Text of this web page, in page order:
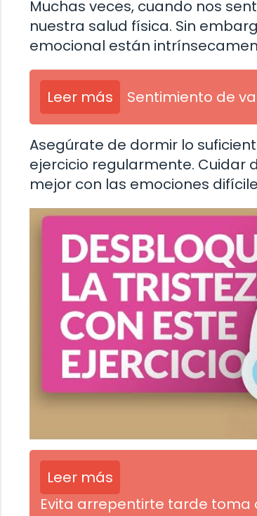
Muchas veces, cuando nos
nuestra salud física. Sin
emocional están
Leer más Sentimiento de
Asegúrate de dormir lo
ejercicio regularmente. Cuidar
mejor con las emociones
Leer más
Evita arrepentirte tarde toma